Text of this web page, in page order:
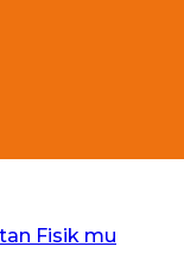
Fisik mu